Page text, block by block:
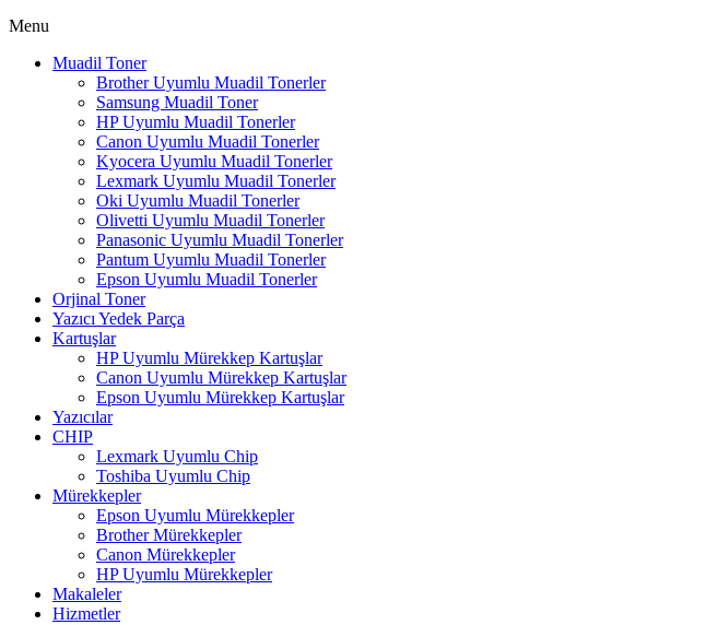
Menu
Muadil Toner
Brother Uyumlu Muadil Tonerler
Samsung Muadil Toner
HP Uyumlu Muadil Tonerler
Canon Uyumlu Muadil Tonerler
Kyocera Uyumlu Muadil Tonerler
Lexmark Uyumlu Muadil Tonerler
Oki Uyumlu Muadil Tonerler
Olivetti Uyumlu Muadil Tonerler
Panasonic Uyumlu Muadil Tonerler
Pantum Uyumlu Muadil Tonerler
Epson Uyumlu Muadil Tonerler
Orjinal Toner
Yazıcı Yedek Parça
Kartuşlar
HP Uyumlu Mürekkep Kartuşlar
Canon Uyumlu Mürekkep Kartuşlar
Epson Uyumlu Mürekkep Kartuşlar
Yazıcılar
CHIP
Lexmark Uyumlu Chip
Toshiba Uyumlu Chip
Mürekkepler
Epson Uyumlu Mürekkepler
Brother Mürekkepler
Canon Mürekkepler
HP Uyumlu Mürekkepler
Makaleler
Hizmetler